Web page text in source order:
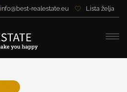
info@best-realestate.eu Lista želja